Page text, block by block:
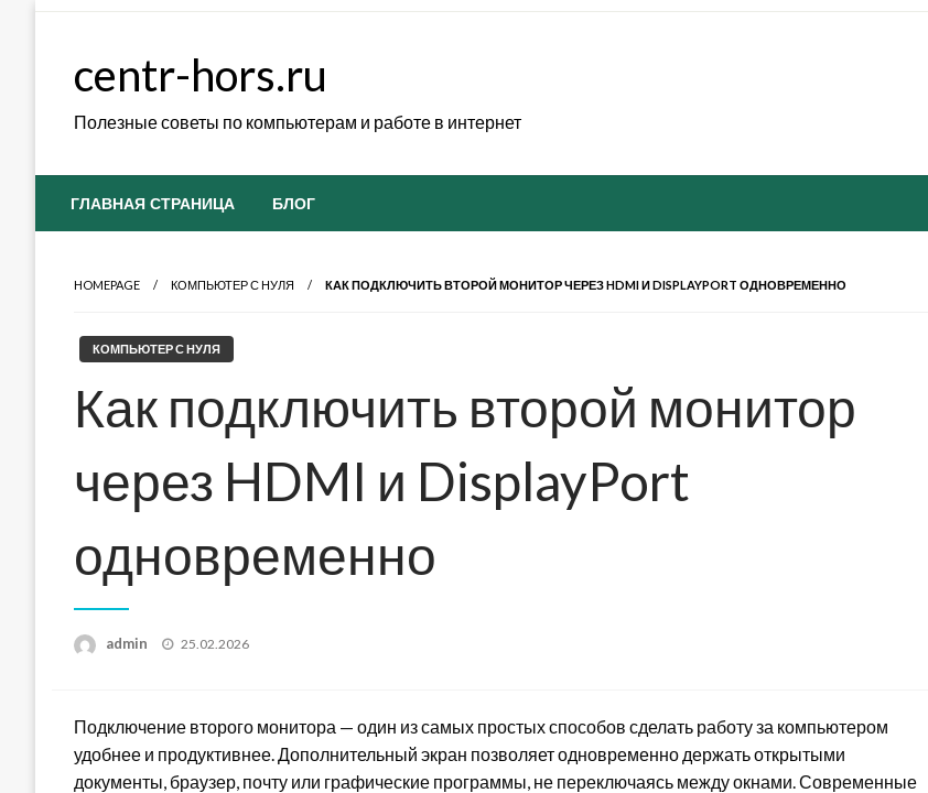
centr-hors.ru
Полезные советы по компьютерам и работе в интернет
ГЛАВНАЯ СТРАНИЦА БЛОГ
HOMEPAGE КОМПЬЮТЕР С НУЛЯ КАК ПОДКЛЮЧИТЬ ВТОРОЙ МОНИТОР ЧЕРЕЗ HDMI И DISPLAYPORT ОДНОВРЕМЕННО
КОМПЬЮТЕР С НУЛЯ
Как подключить второй монитор
через HDMI и DisplayPort
одновременно
admin
Posted
25.02.2026
Подключение второго монитора — один из самых простых способов сделать работу за компьютером
удобнее и продуктивнее. Дополнительный экран позволяет одновременно держать открытыми
документы, браузер, почту или графические программы, не переключаясь между окнами. Современные